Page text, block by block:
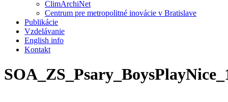
ClimArchiNet
Centrum pre metropolitné inovácie v Bratislave
Publikácie
Vzdelávanie
English info
Kontakt